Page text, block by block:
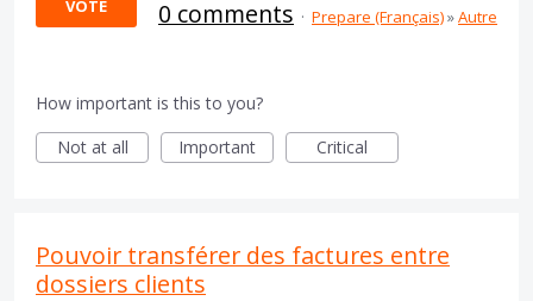
VOTE 0 comments · Prepare (Français)»Autre
How important is this to you?
Not at all
Important Critical
Pouvoir transférer des factures entre
dossiers clients